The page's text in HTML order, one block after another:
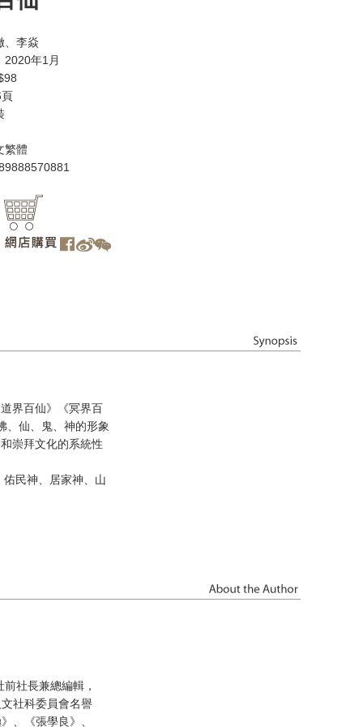
、李焱
2020年1月
繁體
界百仙》《冥界百
、仙、鬼、神的形象
崇拜文化的系統性
民神、居家神、山
社長兼總編輯，
社科委員會名譽
、《張學良》、